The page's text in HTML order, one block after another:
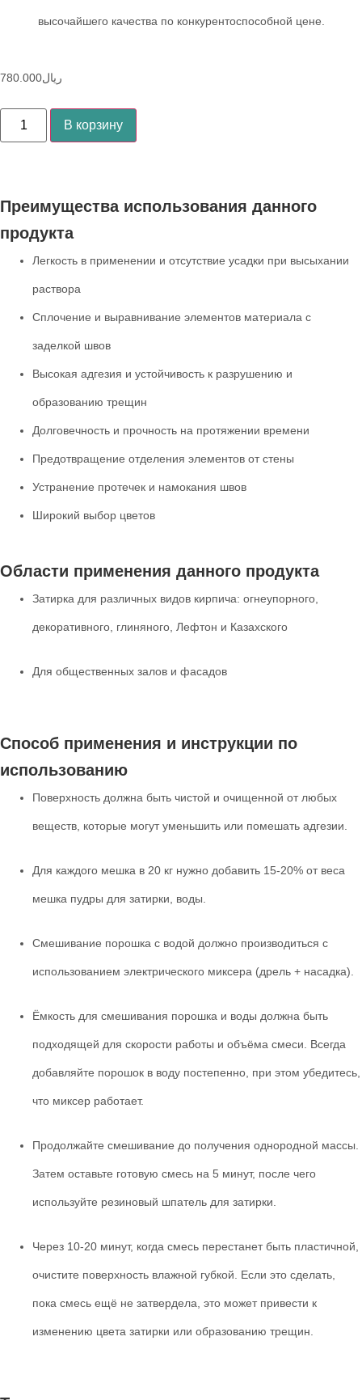
высочайшего качества по конкурентоспособной цене.
ریال780.000
В корзину
Преимущества использования данного
продукта
Легкость в применении и отсутствие усадки при высыхании
раствора
Сплочение и выравнивание элементов материала с
заделкой швов
Высокая адгезия и устойчивость к разрушению и
образованию трещин
Долговечность и прочность на протяжении времени
Предотвращение отделения элементов от стены
Устранение протечек и намокания швов
Широкий выбор цветов
Области применения данного продукта
Затирка для различных видов кирпича: огнеупорного,
декоративного, глиняного, Лефтон и Казахского
Для общественных залов и фасадов
Способ применения и инструкции по
использованию
Поверхность должна быть чистой и очищенной от любых
веществ, которые могут уменьшить или помешать адгезии.
Для каждого мешка в 20 кг нужно добавить 15-20% от веса
мешка пудры для затирки, воды.
Смешивание порошка с водой должно производиться с
использованием электрического миксера (дрель + насадка).
Ёмкость для смешивания порошка и воды должна быть
подходящей для скорости работы и объёма смеси. Всегда
добавляйте порошок в воду постепенно, при этом убедитесь,
что миксер работает.
Продолжайте смешивание до получения однородной массы.
Затем оставьте готовую смесь на 5 минут, после чего
используйте резиновый шпатель для затирки.
Через 10-20 минут, когда смесь перестанет быть пластичной,
очистите поверхность влажной губкой. Если это сделать,
пока смесь ещё не затвердела, это может привести к
изменению цвета затирки или образованию трещин.